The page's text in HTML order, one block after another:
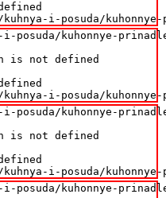
i-posuda/
posuda/kuhonnye-
is not defined
i-posuda/
posuda/kuhonnye-
is not defined
i-posuda/
posuda/kuhonnye-